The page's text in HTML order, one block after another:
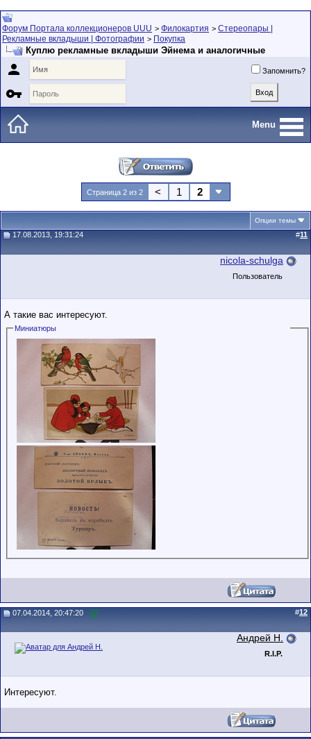
Форум Портала коллекционеров UUU > Филокартия > Стереопары |
Рекламные вкладыши | Фотографии > Покупка
Куплю рекламные вкладыши Эйнема и аналогичные
 Запомнить?

Menu
Страница 2 из 2 < 1 2
Опции темы
17.08.2013, 19:31:24 #11
nicola-schulga
Пользователь
А такие вас интересуют.
Миниатюры
07.04.2014, 20:47:20 #12
Андрей Н.
R.I.P.
Интересуют.